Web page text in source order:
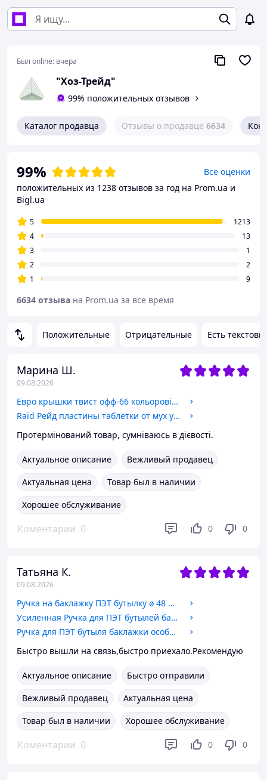
Был online: вчера
"Хоз-Трейд"
99% положительных отзывов
Каталог продавца Отзывы о продавце 6634
Положительные Отрицательные Есть
Марина Ш.
09.08.2026
Евро крышки твист офф-66 кольорові Слобожанка пачка 20шт.
Raid Рейд пластины таблетки от мух уценка срок
Протермінований товар, сумніваюсь в дієвості.
Актуальное описание
Вежливый продавец
Актуальная цена
Товар был в наличии
Хорошее обслуживание
Коментарии 0 0 0
Татьяна К.
09.08.2026
Ручка на баклажку ПЭТ бутылку ø 48 мм для бутылей стальная (5,6,10 л. ø 46-48мм)
Усиленная Ручка для ПЭТ бутылей баклажек на 5-6 л.ø-38 мм на шарнире особопрочная
Ручка для ПЭТ бутыля баклажки особопрочная 5л, 6л,10 л. ø 48 мм
Быстро вышли на связь,быстро приехало.Рекомендую
Актуальное описание
Быстро отправили
Вежливый продавец
Актуальная цена
Товар был в наличии
Хорошее обслуживание
Коментарии 0 0 0
99%
Все оценки
положительных из 1238 отзывов за год на Prom.ua и
Bigl.ua
5
1213
4
13
3
1
2
2
1
9
6634 отзыва на Prom.ua за все время